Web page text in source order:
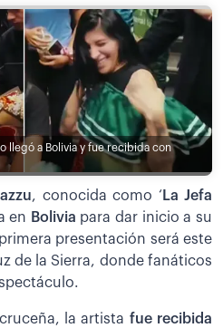
llegó a Bolivia y fue recibida con
, conocida como ‘ La Jefa
en Bolivia para dar inicio a su
presentación será este
de la Sierra, donde fanáticos
la artista fue recibida